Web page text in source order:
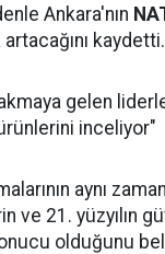
Ankara'nın
artacağını kaydetti.
gelen
inceliyor"
aynı
ve 21. yüzyılın
olduğunu